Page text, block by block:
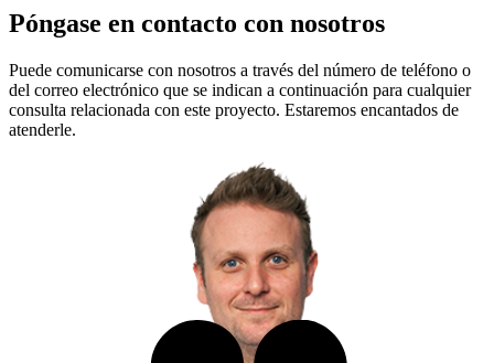
Póngase en contacto con nosotros
Puede comunicarse con nosotros a través del número de teléfono o
del correo electrónico que se indican a continuación para cualquier
consulta relacionada con este proyecto. Estaremos encantados de
atenderle.